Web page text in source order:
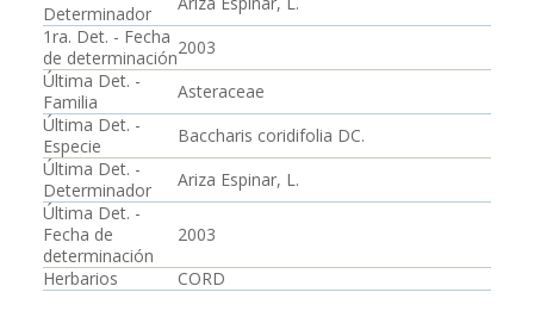
Determinador
1ra. Det. - Fecha
de determinación2003
Última Det. -
Familia
Asteraceae
Última Det. -
Especie
Baccharis coridifolia DC.
Última Det. -
Determinador
Ariza Espinar, L.
Última Det. -
Fecha de
determinación
2003
Herbarios
CORD